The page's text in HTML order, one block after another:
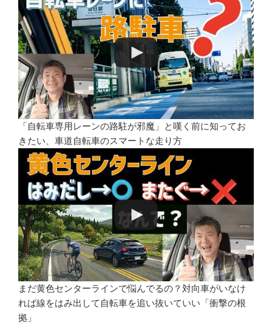
「自転車専用レーンの路駐が邪魔」と嘆く前に知ってお
きたい、車道自転車のスマートな走り方
まだ黄色センターラインで悩んでるの？対向車がいなけ
れば線をはみ出して自転車を追い抜いていい「衝撃の根
拠」